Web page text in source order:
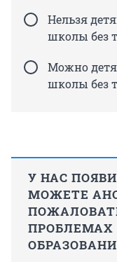
Нельзя
школы без
Можно
школы без
У НАС
МОЖЕТЕ
ПРОБЛЕМАХ